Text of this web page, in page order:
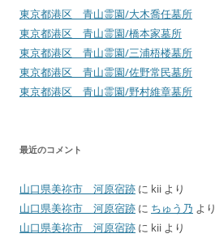
東京都港区 青山霊園/大木喬任墓所
東京都港区 青山霊園/橋本家墓所
東京都港区 青山霊園/三浦梧楼墓所
東京都港区 青山霊園/佐野常民墓所
東京都港区 青山霊園/野村維章墓所
最近のコメント
山口県美祢市 河原宿跡 に kii より
山口県美祢市 河原宿跡 に ちゅう乃 より
山口県美祢市 河原宿跡 に kii より